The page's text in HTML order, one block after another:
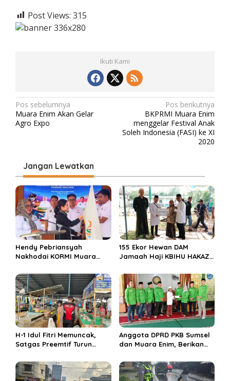
Post Views: 315
Ikuti Kami
N
a
g
a
s
i
p
o
s
Pos sebelumnya
Muara Enim Akan Gelar
Agro Expo
Pos berikutnya
BKPRMI Muara Enim
menggelar Festival Anak
Soleh Indonesia (FASI) ke XI
2020
Jangan Lewatkan
Hendy Pebriansyah
Nakhodai KORMI Muara
155 Ekor Hewan DAM
Jamaah Haji KBIHU HAKAZA
Miftahul Huda Muara Enim
H-1 Idul Fitri Memuncak,
Satgas Preemtif Turun
Perbelanjaan Muara Enim
Anggota DPRD PKB Sumsel
dan Muara Enim, Berikan
di Ponpes Miftahul Huda